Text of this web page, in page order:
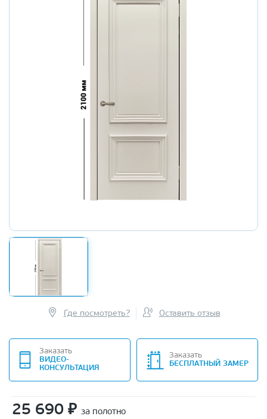
Где посмотреть? Оставить отзыв
Заказать
ВИДЕО-
КОНСУЛЬТАЦИЯ
Заказать
БЕСПЛАТНЫЙ ЗАМЕР
25 690 ₽ за полотно